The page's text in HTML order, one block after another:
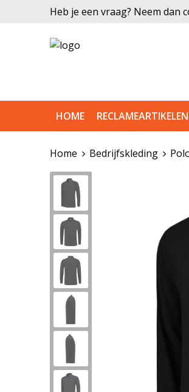
Heb je een vraag? Neem dan
HOME RECLAMEARTIKELEN
Home Bedrijfskleding